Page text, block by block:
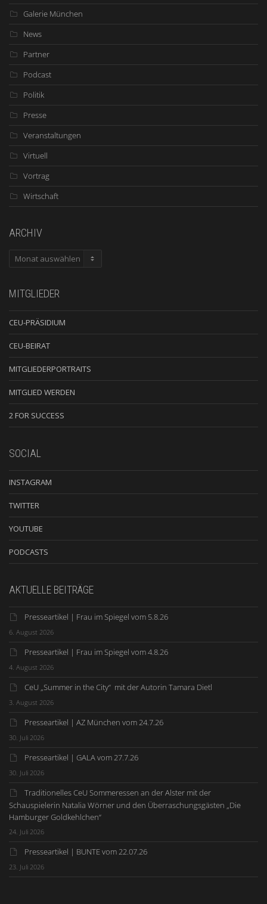
Galerie München
News
Partner
Podcast
Politik
Presse
Veranstaltungen
Virtuell
Vortrag
Wirtschaft
ARCHIV
ARCHIV
MITGLIEDER
CEU-PRÄSIDIUM
CEU-BEIRAT
MITGLIEDERPORTRAITS
MITGLIED WERDEN
2 FOR SUCCESS
SOCIAL
INSTAGRAM
TWITTER
YOUTUBE
PODCASTS
AKTUELLE BEITRÄGE
Presseartikel | Frau im Spiegel vom 5.8.26
6. August 2026
Presseartikel | Frau im Spiegel vom 4.8.26
4. August 2026
CeU „Summer in the City“ mit der Autorin Tamara Dietl
3. August 2026
Presseartikel | AZ München vom 24.7.26
30. Juli 2026
Presseartikel | GALA vom 27.7.26
30. Juli 2026
Traditionelles CeU Sommeressen an der Alster mit der
Schauspielerin Natalia Wörner und den Überraschungsgästen „Die
Hamburger Goldkehlchen“
24. Juli 2026
Presseartikel | BUNTE vom 22.07.26
23. Juli 2026